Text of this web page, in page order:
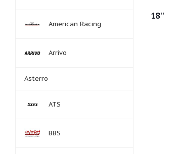
18''
American Racing
Arrivo
Asterro
ATS
BBS